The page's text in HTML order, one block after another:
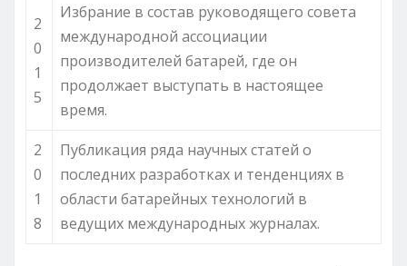
2
0
1
5
Избрание в состав руководящего совета
международной ассоциации
производителей батарей, где он
продолжает выступать в настоящее
время.
2
0
1
8
Публикация ряда научных статей о
последних разработках и тенденциях в
области батарейных технологий в
ведущих международных журналах.